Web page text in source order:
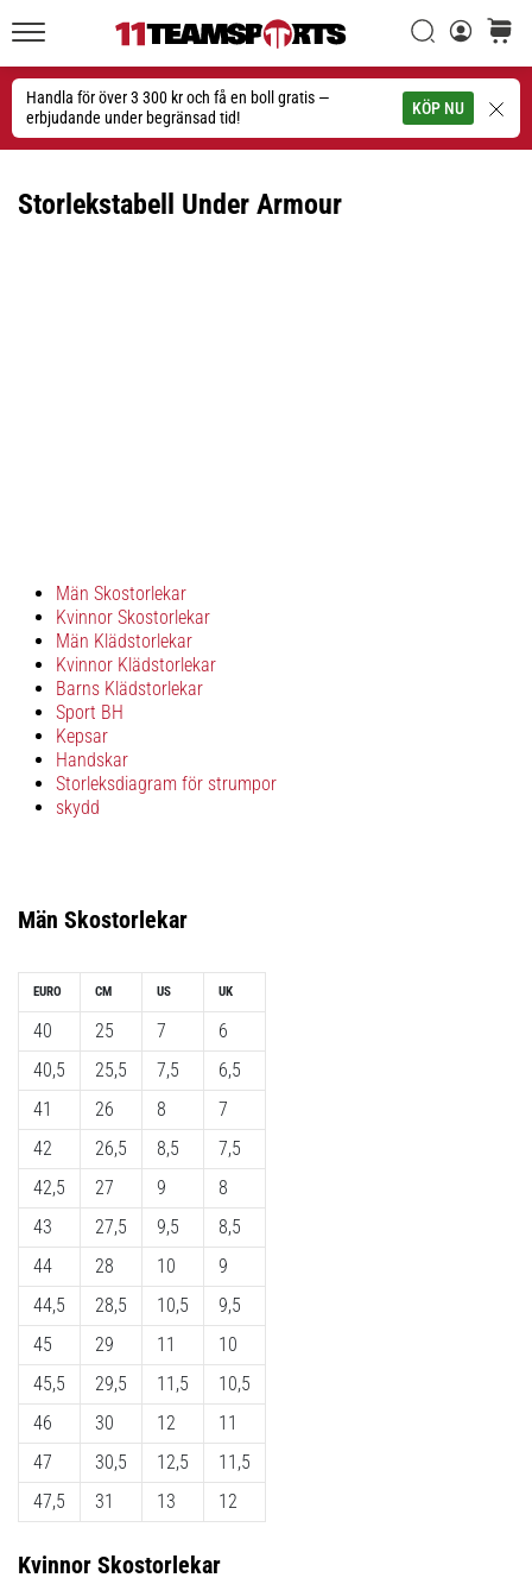
Handla för över 3 300 kr och få en boll gratis —
erbjudande under begränsad tid!
KÖP NU
Sök
Sök
1. 7. 2025
•
1 min. läsning
Play
More
Nike,
adidas
och
PUMA.
Var
en
del
av
•
3 min. läsning
Nike
Phantom
6
Upptäck
de
nya
Nike
Phantom
fotbollsskorna
precision,
kontroll
och
kraft
i
varje
beröring.
Perfekta
spelare
Storlekstabell Under Armour
Män Skostorlekar
Kvinnor Skostorlekar
Män Klädstorlekar
Kvinnor Klädstorlekar
Barns Klädstorlekar
Sport BH
Kepsar
Handskar
Storleksdiagram för strumpor
skydd
Män Skostorlekar
EURO
40
40,5
41
42
42,5
43
44
44,5
45
45,5
46
47
47,5
CM
25
25,5
26
26,5
27
27,5
28
28,5
29
29,5
30
30,5
31
US
7
7,5
8
8,5
9
9,5
10
10,5
11
11,5
12
12,5
13
UK
6
6,5
7
7,5
8
8,5
9
9,5
10
10,5
11
11,5
12
Kvinnor Skostorlekar